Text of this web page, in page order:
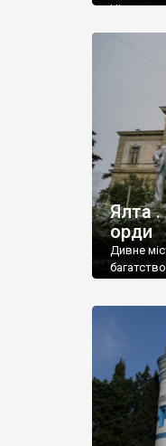
Ніжин
Ялта
орди
Дивне